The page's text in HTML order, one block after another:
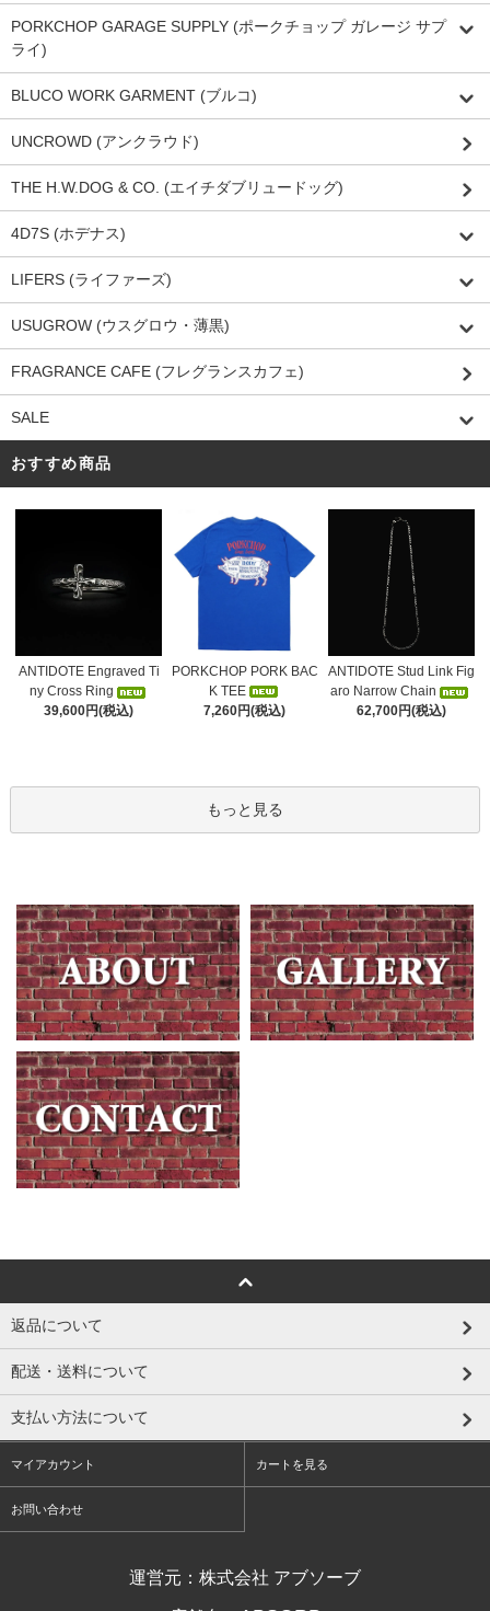
PORKCHOP GARAGE SUPPLY (ポークチョップ ガレージ サプ
ライ)
BLUCO WORK GARMENT (ブルコ)
UNCROWD (アンクラウド)
THE H.W.DOG & CO. (エイチダブリュードッグ)
4D7S (ホデナス)
LIFERS (ライファーズ)
USUGROW (ウスグロウ・薄黒)
FRAGRANCE CAFE (フレグランスカフェ)
SALE
おすすめ商品
ANTIDOTE Engraved Ti
ny Cross Ring
39,600円(税込)
PORKCHOP PORK BAC
K TEE
7,260円(税込)
ANTIDOTE Stud Link Fig
aro Narrow Chain
62,700円(税込)
もっと見る
返品について
配送・送料について
支払い方法について
マイアカウント カートを見る
お問い合わせ
運営元：株式会社 アブソーブ